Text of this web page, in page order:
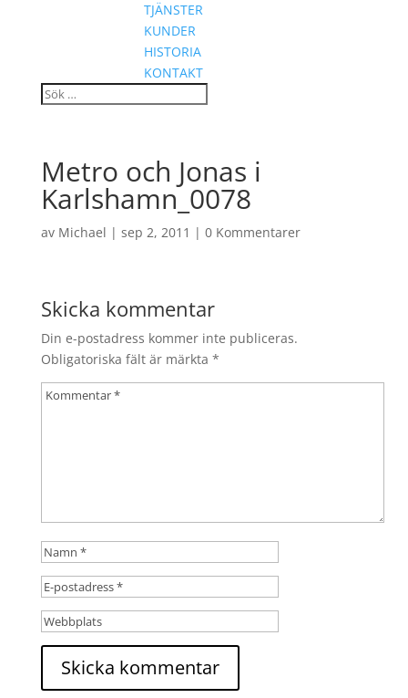
TJÄNSTER
KUNDER
HISTORIA
KONTAKT
Metro och Jonas i
Karlshamn_0078
av Michael | sep 2, 2011 | 0 Kommentarer
Skicka kommentar
Din e-postadress kommer inte publiceras.
Obligatoriska fält är märkta *